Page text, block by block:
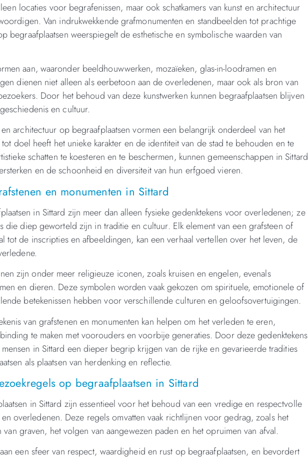
locaties voor begrafenissen, maar ook schatkamers van kunst en architectuur
Van indrukwekkende grafmonumenten en standbeelden tot prachtige
begraafplaatsen weerspiegelt de esthetische en symbolische waarden van
aan, waaronder beeldhouwwerken, mozaïeken, glas-in-loodramen en
dienen niet alleen als eerbetoon aan de overledenen, maar ook als bron van
Door het behoud van deze kunstwerken kunnen begraafplaatsen blijven
en cultuur.
architectuur op begraafplaatsen vormen een belangrijk onderdeel van het
doel heeft het unieke karakter en de identiteit van de stad te behouden en te
schatten te koesteren en te beschermen, kunnen gemeenschappen in Sittard
en de schoonheid en diversiteit van hun erfgoed vieren.
en monumenten in Sittard
in Sittard zijn meer dan alleen fysieke gedenktekens voor overledenen; ze
die diep geworteld zijn in traditie en cultuur. Elk element van een grafsteen of
tot de inscripties en afbeeldingen, kan een verhaal vertellen over het leven, de
zijn onder meer religieuze iconen, zoals kruisen en engelen, evenals
en dieren. Deze symbolen worden vaak gekozen om spirituele, emotionele of
betekenissen hebben voor verschillende culturen en geloofsovertuigingen.
van grafstenen en monumenten kan helpen om het verleden te eren,
te maken met voorouders en voorbije generaties. Door deze gedenktekens
in Sittard een dieper begrip krijgen van de rijke en gevarieerde tradities
als plaatsen van herdenking en reflectie.
op begraafplaatsen in Sittard
in Sittard zijn essentieel voor het behoud van een vredige en respectvolle
overledenen. Deze regels omvatten vaak richtlijnen voor gedrag, zoals het
graven, het volgen van aangewezen paden en het opruimen van afval.
een sfeer van respect, waardigheid en rust op begraafplaatsen, en bevordert